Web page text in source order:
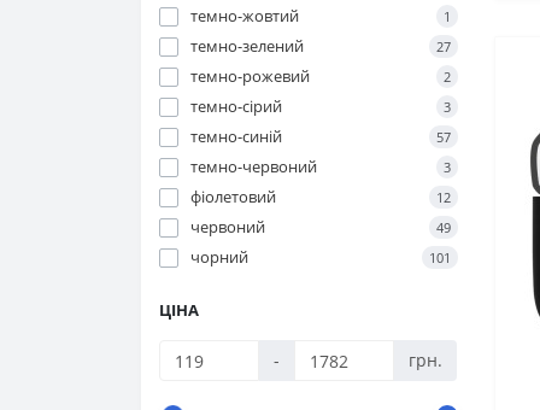
Млинки для спецій
Менажниці
Одноразовий посуд
Шпажки кулінарні
Ложки для морозива
темно-жовтий 1
темно-зелений 27
темно-рожевий 2
темно-сірий 3
темно-синій 57
темно-червоний 3
фіолетовий 12
червоний 49
чорний 101
ЦІНА
- грн.